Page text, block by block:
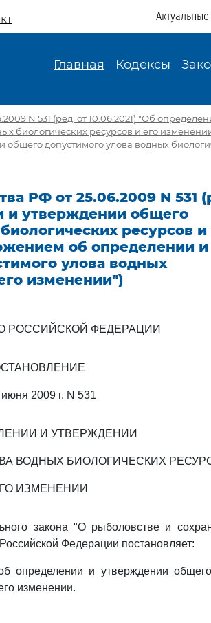
Главная Кодексы
N 531 (ред. от 10.06.2021) "Об
биологических ресурсов и его
допустимого улова водных
РФ от 25.06.2009 N 531
и утверждении общего
ресурсов и
об определении и
улова водных
изменении")
РОССИЙСКОЙ ФЕДЕРАЦИИ
2009 г. N 531
И УТВЕРЖДЕНИИ
ВОДНЫХ БИОЛОГИЧЕСКИХ
ИЗМЕНЕНИИ
закона "О рыболовстве и
Федерации постановляет:
определении и утверждении общего
изменении.